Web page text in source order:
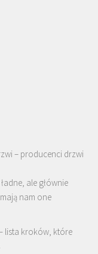
– producenci drzwi
ale głównie
nam one
lista kroków, które